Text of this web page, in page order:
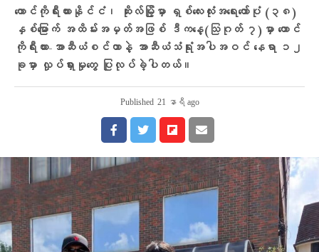
တောင်ကိုရီးယားနိုင်ငံ၊ ဆိုးလ်မြို့မှာ ရှစ်လေးလုံးအရေးတော်ပုံ (၃၈)
နှစ်မြောက် အထိမ်းအမှတ်အဖြစ် ဒီကနေ့(သြဂုတ် ၇)မှာ တောင်
ကိုရီးယား-အာဆီယံစင်တာနဲ့ အာဆီယံသံရုံးအပါအဝင် နေရာ ၁၂
ခုမှာ လှုပ်ရှားမှုတွေ ပြုလုပ်ခဲ့ပါတယ်။
Published 21 နာရီ ago